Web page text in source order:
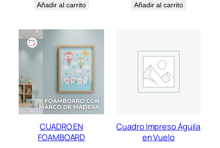
Añadir al carrito Añadir al carrito
CUADRO EN
FOAMBOARD
Cuadro Impreso Águila
en Vuelo